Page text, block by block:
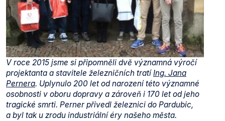
V roce 2015 jsme si připomněli dvě významná výročí
projektanta a stavitele železničních tratíIng. Jana
Pernera. Uplynulo 200 let od narození této významné
osobnosti v oboru dopravy a zároveň i 170 let od jeho
tragické smrti. Perner přivedl železnici do Pardubic,
a byl tak u zrodu industriální éry našeho města.